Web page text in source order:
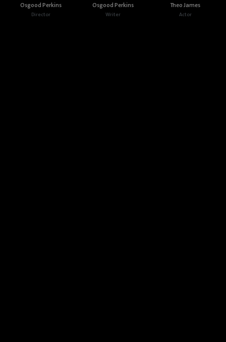
Osgood Perkins
Director
Osgood Perkins
Writer
Theo James
Actor